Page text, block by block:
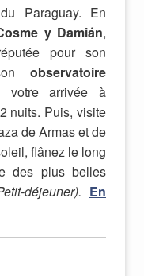
Paraguay. En
y Damián,
pour son
observatoire
votre arrivée à
nuits. Puis, visite
de Armas et de
flânez le long
des plus belles
déjeuner). En